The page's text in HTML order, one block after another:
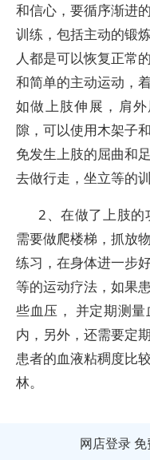
和信心，要循序渐进
训练，包括主动的锻
人都是可以恢复正常
和简单的主动运动，
如做上肢伸展，肩
隙，可以使用木架子
免发生上肢的屈曲和
去做行走，坐立等的训
2、在做了上肢
需要做爬楼梯，抓放
练习，在身体进一步
等的运动疗法，如果
些血压， 并定期测
内，另外，还需要定
患者的血液粘稠度比
林。
网店登录